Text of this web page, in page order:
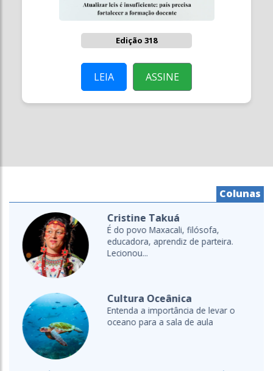
Edição 318
LEIA ASSINE
Colunas
Cristine Takuá
É do povo Maxacali, filósofa,
educadora, aprendiz de parteira.
Lecionou...
Cultura Oceânica
Entenda a importância de levar o
oceano para a sala de aula